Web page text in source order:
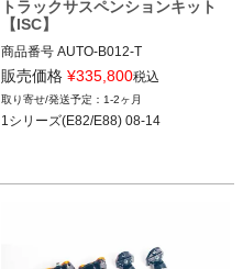
トラックサスペンションキット
【ISC】
商品番号 AUTO-B012-T
B012_T
12BMR"B012.T"
販売価格 ¥335,800税込
1-2ヶ月
1シリーズ(E82/E88) 08-14